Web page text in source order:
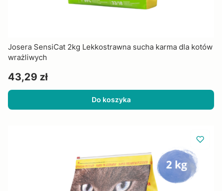
Josera SensiCat 2kg Lekkostrawna sucha karma dla kotów
wrażliwych
Cena
43,29 zł
Do koszyka